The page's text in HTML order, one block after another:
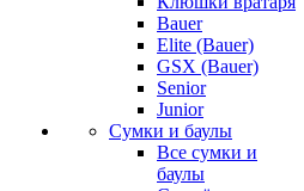
Bauer
Elite (Bauer)
GSX (Bauer)
Senior
Junior
Сумки и баулы
Все сумки и
баулы